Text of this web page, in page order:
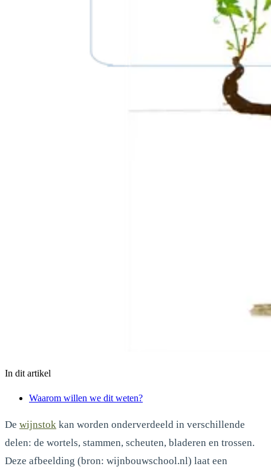
In dit artikel
Waarom willen we dit weten?
De wijnstok kan worden onderverdeeld in verschillende
delen: de wortels, stammen, scheuten, bladeren en trossen.
Deze afbeelding (bron: wijnbouwschool.nl) laat een